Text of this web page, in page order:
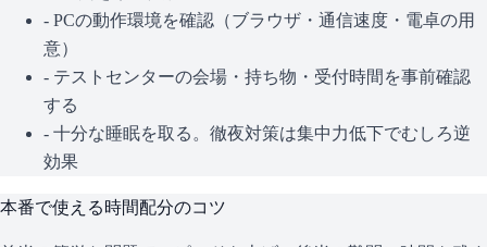
- PCの動作環境を確認（ブラウザ・通信速度・電卓の用
意）
- テストセンターの会場・持ち物・受付時間を事前確認
する
- 十分な睡眠を取る。徹夜対策は集中力低下でむしろ逆
効果
本番で使える時間配分のコツ